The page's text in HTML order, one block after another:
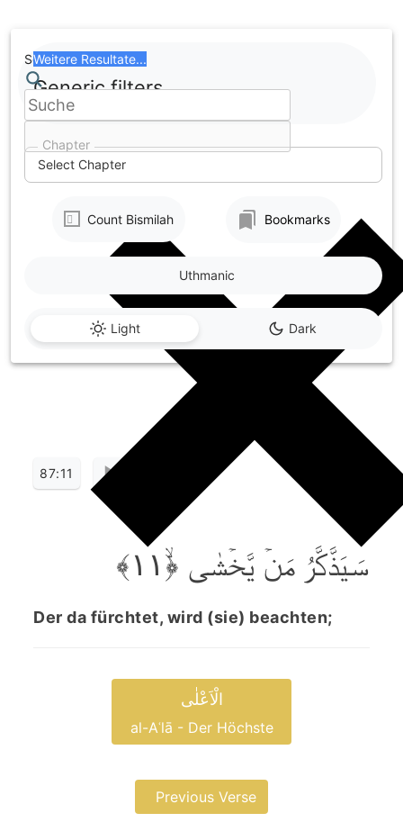
to
content
Chapter
Select Chapter
Search
Weitere Resultate...
Generic filters
Count Bismilah Bookmarks
Light Dark
Uthmanic
87:11
سَیَذَّکَّرُ مَنۡ یَّخۡشٰی ﴿ۙ۱۱﴾
Der da fürchtet, wird (sie) beachten;
الْاَعْلٰی
al-Aʿlā - Der Höchste
Previous Verse